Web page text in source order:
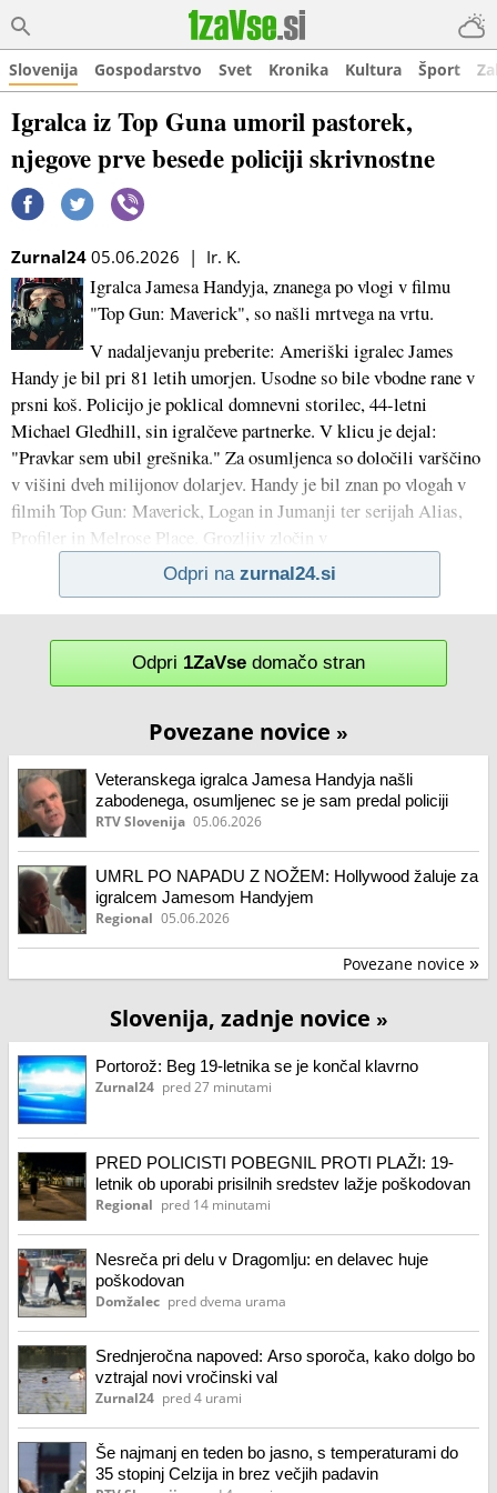
Slovenija Gospodarstvo Svet Kronika Kultura Šport
Igralca iz Top Guna umoril pastorek,
njegove prve besede policiji skrivnostne
Zurnal24 05.06.2026 | Ir. K.
Igralca Jamesa Handyja, znanega po vlogi v filmu
"Top Gun: Maverick", so našli mrtvega na vrtu.
V nadaljevanju preberite: Ameriški igralec James
Handy je bil pri 81 letih umorjen. Usodne so bile vbodne rane v
prsni koš. Policijo je poklical domnevni storilec, 44-letni
Michael Gledhill, sin igralčeve partnerke. V klicu je dejal:
"Pravkar sem ubil grešnika." Za osumljenca so določili varščino
v višini dveh milijonov dolarjev. Handy je bil znan po vlogah v
filmih Top Gun: Maverick, Logan in Jumanji ter serijah Alias,
Profiler in Melrose Place. Grozljiv zločin v
Odpri na zurnal24.si
Odpri 1ZaVse domačo stran
Povezane novice »
Veteranskega igralca Jamesa Handyja našli
zabodenega, osumljenec se je sam predal policiji
RTV Slovenija 05.06.2026
UMRL PO NAPADU Z NOŽEM: Hollywood žaluje za
igralcem Jamesom Handyjem
Regional 05.06.2026
Povezane novice »
Slovenija, zadnje novice »
Portorož: Beg 19-letnika se je končal klavrno
Zurnal24 pred 27 minutami
PRED POLICISTI POBEGNIL PROTI PLAŽI: 19-
letnik ob uporabi prisilnih sredstev lažje poškodovan
Regional pred 14 minutami
Nesreča pri delu v Dragomlju: en delavec huje
poškodovan
Domžalec pred dvema urama
Srednjeročna napoved: Arso sporoča, kako dolgo bo
vztrajal novi vročinski val
Zurnal24 pred 4 urami
Še najmanj en teden bo jasno, s temperaturami do
35 stopinj Celzija in brez večjih padavin